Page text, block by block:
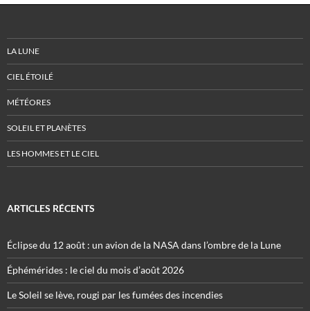
LA LUNE
CIEL ÉTOILÉ
MÉTÉORES
SOLEIL ET PLANÈTES
LES HOMMES ET LE CIEL
ARTICLES RÉCENTS
Éclipse du 12 août : un avion de la NASA dans l’ombre de la Lune
Éphémérides : le ciel du mois d’août 2026
Le Soleil se lève, rougi par les fumées des incendies